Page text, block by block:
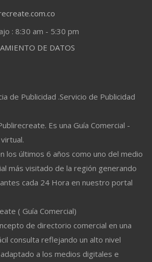
: 8:30 am - 5:30 pm
DE DATOS
de Publicidad .Servicio de Publicidad
Es una Guía Comercial -
los últimos 6 años como uno del medio
más visitado de la región generando
cada 24 Hora en nuestro portal
( Guía Comercial)
de directorio comercial en una
consulta reflejando un alto nivel
a los medios digitales e